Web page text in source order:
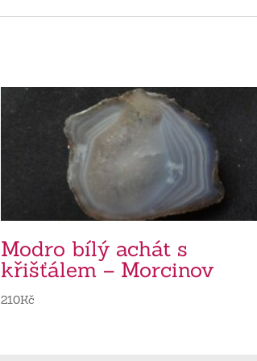
Modro bílý achát s
křišťálem – Morcinov
210Kč